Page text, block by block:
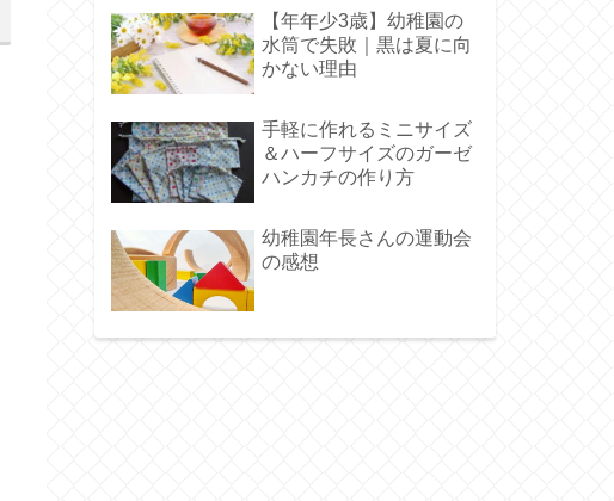
【年年少3歳】幼稚園の
水筒で失敗｜黒は夏に向
かない理由
手軽に作れるミニサイズ
＆ハーフサイズのガーゼ
ハンカチの作り方
幼稚園年長さんの運動会
の感想